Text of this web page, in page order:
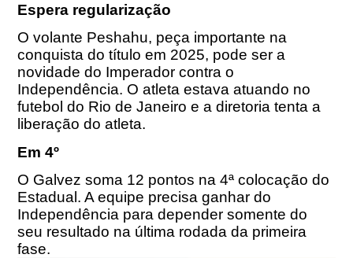
Espera regularização
O volante Peshahu, peça importante na
conquista do título em 2025, pode ser a
novidade do Imperador contra o
Independência. O atleta estava atuando no
futebol do Rio de Janeiro e a diretoria tenta a
liberação do atleta.
Em 4º
O Galvez soma 12 pontos na 4ª colocação do
Estadual. A equipe precisa ganhar do
Independência para depender somente do
seu resultado na última rodada da primeira
fase.